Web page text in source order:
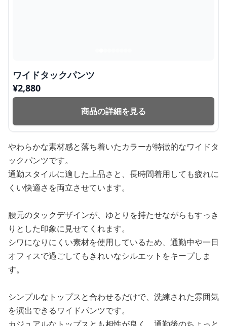
ワイドタックパンツ
¥2,880
商品の詳細を見る
やわらかな素材感と落ち着いたカラーが特徴的なワイドタ
ックパンツです。
通勤スタイルに適した上品さと、長時間着用しても疲れに
くい快適さを両立させています。
腰元のタックデザインが、ゆとりを持たせながらもすっき
りとした印象に見せてくれます。
シワになりにくい素材を使用しているため、通勤中や一日
オフィスで過ごしてもきれいなシルエットをキープしま
す。
シンプルなトップスと合わせるだけで、洗練された雰囲気
を演出できるワイドパンツです。